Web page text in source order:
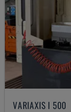
VARIAXIS I 500